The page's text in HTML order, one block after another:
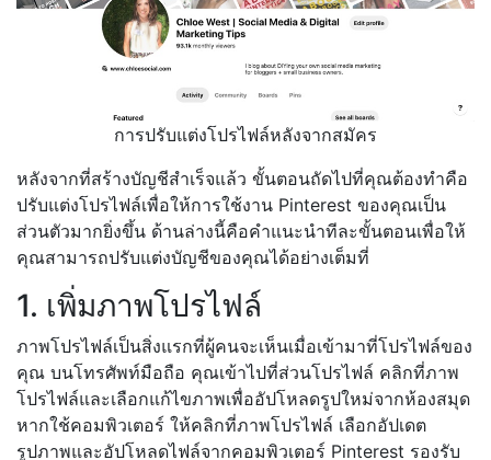
การปรับแต่งโปรไฟล์หลังจากสมัคร
หลังจากที่สร้างบัญชีสำเร็จแล้ว ขั้นตอนถัดไปที่คุณต้องทำคือ
ปรับแต่งโปรไฟล์เพื่อให้การใช้งาน Pinterest ของคุณเป็น
ส่วนตัวมากยิ่งขึ้น ด้านล่างนี้คือคำแนะนำทีละขั้นตอนเพื่อให้
คุณสามารถปรับแต่งบัญชีของคุณได้อย่างเต็มที่
1. เพิ่มภาพโปรไฟล์
ภาพโปรไฟล์เป็นสิ่งแรกที่ผู้คนจะเห็นเมื่อเข้ามาที่โปรไฟล์ของ
คุณ บนโทรศัพท์มือถือ คุณเข้าไปที่ส่วนโปรไฟล์ คลิกที่ภาพ
โปรไฟล์และเลือกแก้ไขภาพเพื่ออัปโหลดรูปใหม่จากห้องสมุด
หากใช้คอมพิวเตอร์ ให้คลิกที่ภาพโปรไฟล์ เลือกอัปเดต
รูปภาพและอัปโหลดไฟล์จากคอมพิวเตอร์ Pinterest รองรับ